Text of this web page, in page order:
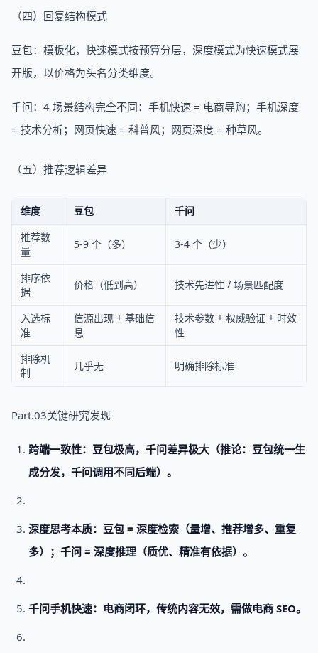
（四）回复结构模式
豆包：模板化，快速模式按预算分层，深度模式为快速模式展
开版，以价格为头名分类维度。
千问：4 场景结构完全不同：手机快速 = 电商导购；手机深度
= 技术分析；网页快速 = 科普风；网页深度 = 种草风。
（五）推荐逻辑差异
维度 豆包
千问
推荐数
量
5-9 个（多） 3-4 个（少）
排序依
据
价格（低到高） 技术先进性 / 场景匹配度
入选标
准
信源出现 + 基础信
息
技术参数 + 权威验证 + 时效
性
排除机
制
几乎无 明确排除标准
Part.03关键研究发现
跨端一致性：豆包极高，千问差异极大（推论：豆包统一生
成分发，千问调用不同后端）。
深度思考本质：豆包 = 深度检索（量增、推荐增多、重复
多）；千问 = 深度推理（质优、精准有依据）。
千问手机快速：电商闭环，传统内容无效，需做电商 SEO。